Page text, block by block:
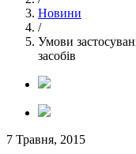
Новини
/
Умови
засобів
7 Травня, 2015